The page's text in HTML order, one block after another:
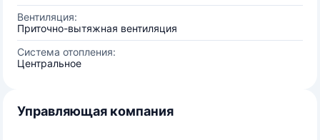
Вентиляция:
Приточно-вытяжная вентиляция
Система отопления:
Центральное
Управляющая компания